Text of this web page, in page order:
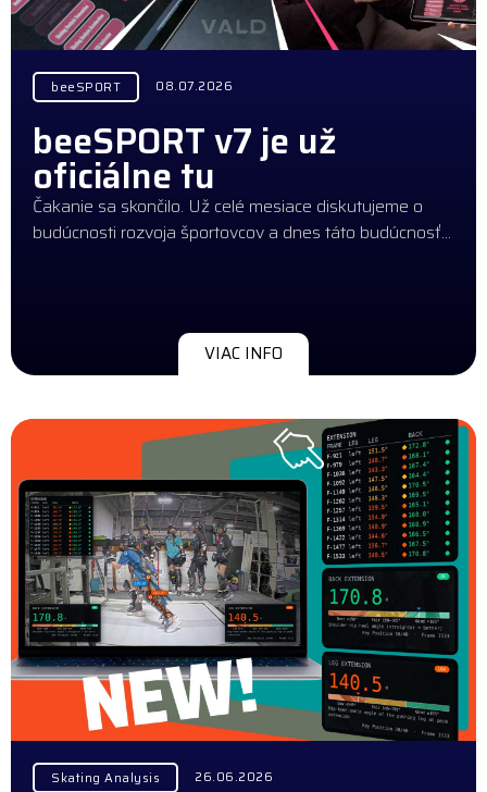
beeSPORT 08.07.2026
beeSPORT v7 je už
oficiálne tu
Čakanie sa skončilo. Už celé mesiace diskutujeme o
budúcnosti rozvoja športovcov a dnes táto budúcnosť…
VIAC INFO
Skating Analysis 26.06.2026